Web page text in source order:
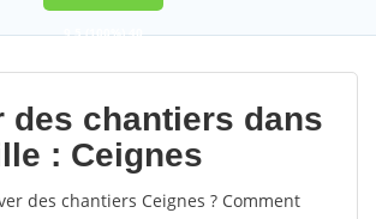
9,5(100%)40
votes
des chantiers dans
: Ceignes
des chantiers Ceignes ? Comment